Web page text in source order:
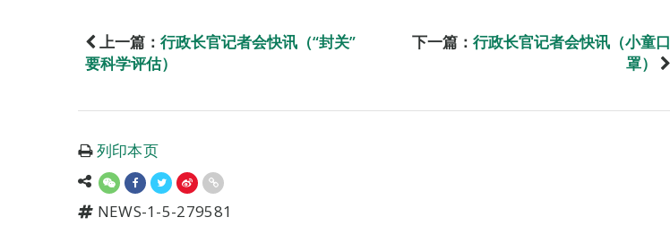
上一篇： 行政长官记者会快讯（“封关”
要科学评估）
下一篇： 行政长官记者会快讯（小童口
罩）
列印本页
NEWS-1-5-279581